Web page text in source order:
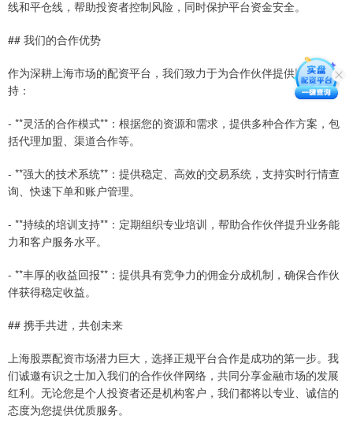
线和平仓线，帮助投资者控制风险，同时保护平台资金安全。
## 我们的合作优势
作为深耕上海市场的配资平台，我们致力于为合作伙伴提供以下支
持：
- **灵活的合作模式**：根据您的资源和需求，提供多种合作方案，包
括代理加盟、渠道合作等。
- **强大的技术系统**：提供稳定、高效的交易系统，支持实时行情查
询、快速下单和账户管理。
- **持续的培训支持**：定期组织专业培训，帮助合作伙伴提升业务能
力和客户服务水平。
- **丰厚的收益回报**：提供具有竞争力的佣金分成机制，确保合作伙
伴获得稳定收益。
## 携手共进，共创未来
上海股票配资市场潜力巨大，选择正规平台合作是成功的第一步。我
们诚邀有识之士加入我们的合作伙伴网络，共同分享金融市场的发展
红利。无论您是个人投资者还是机构客户，我们都将以专业、诚信的
态度为您提供优质服务。